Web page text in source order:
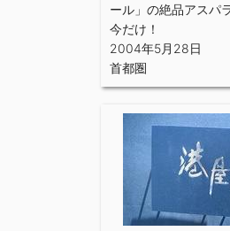
ール」の絶品アスパ
今だけ！
2004年5月28日
首都圏